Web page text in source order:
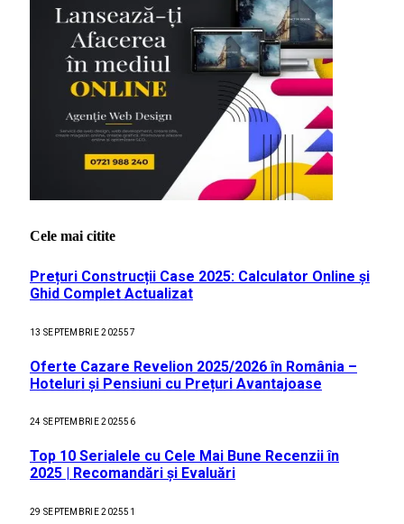
Cele mai citite
Prețuri Construcții Case 2025: Calculator Online și
Ghid Complet Actualizat
13 SEPTEMBRIE 202557
Oferte Cazare Revelion 2025/2026 în România –
Hoteluri și Pensiuni cu Prețuri Avantajoase
24 SEPTEMBRIE 202556
Top 10 Serialele cu Cele Mai Bune Recenzii în
2025 | Recomandări și Evaluări
29 SEPTEMBRIE 202551